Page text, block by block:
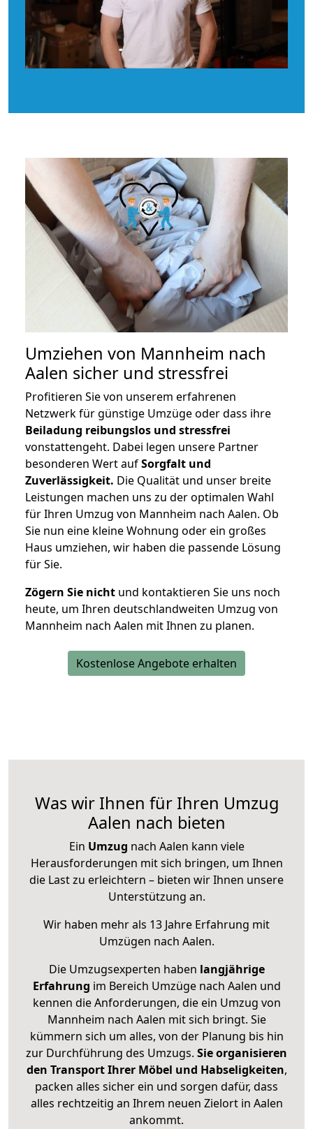
Umziehen von Mannheim nach
Aalen sicher und stressfrei
Profitieren Sie von unserem erfahrenen
Netzwerk für günstige Umzüge oder dass ihre
Beiladung reibungslos und stressfrei
vonstattengeht. Dabei legen unsere Partner
besonderen Wert aufSorgfalt und
Zuverlässigkeit. Die Qualität und unser breite
Leistungen machen uns zu der optimalen Wahl
für Ihren Umzug von Mannheim nach Aalen. Ob
Sie nun eine kleine Wohnung oder ein großes
Haus umziehen, wir haben die passende Lösung
für Sie.
Zögern Sie nicht und kontaktieren Sie uns noch
heute, um Ihren deutschlandweiten Umzug von
Mannheim nach Aalen mit Ihnen zu planen.
Kostenlose Angebote erhalten
Was wir Ihnen für Ihren Umzug
Aalen nach bieten
Ein Umzug nach Aalen kann viele
Herausforderungen mit sich bringen, um Ihnen
die Last zu erleichtern – bieten wir Ihnen unsere
Unterstützung an.
Wir haben mehr als 13 Jahre Erfahrung mit
Umzügen nach Aalen.
Die Umzugsexperten haben langjährige
Erfahrung im Bereich Umzüge nach Aalen und
kennen die Anforderungen, die ein Umzug von
Mannheim nach Aalen mit sich bringt. Sie
kümmern sich um alles, von der Planung bis hin
zur Durchführung des Umzugs. Sie organisieren
den Transport Ihrer Möbel und Habseligkeiten,
packen alles sicher ein und sorgen dafür, dass
alles rechtzeitig an Ihrem neuen Zielort in Aalen
ankommt.